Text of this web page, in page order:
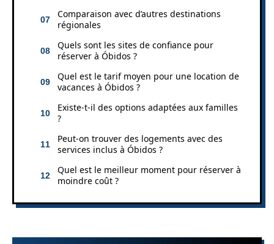
Comparaison avec d’autres destinations
régionales
Quels sont les sites de confiance pour
réserver à Óbidos ?
Quel est le tarif moyen pour une location de
vacances à Óbidos ?
Existe-t-il des options adaptées aux familles
?
Peut-on trouver des logements avec des
services inclus à Óbidos ?
Quel est le meilleur moment pour réserver à
moindre coût ?